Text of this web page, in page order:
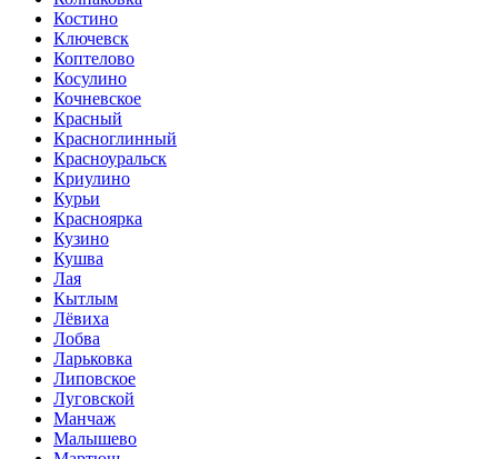
Костино
Ключевск
Коптелово
Косулино
Кочневское
Красный
Красноглинный
Красноуральск
Криулино
Курьи
Красноярка
Кузино
Кушва
Лая
Кытлым
Лёвиха
Лобва
Ларьковка
Липовское
Луговской
Манчаж
Малышево